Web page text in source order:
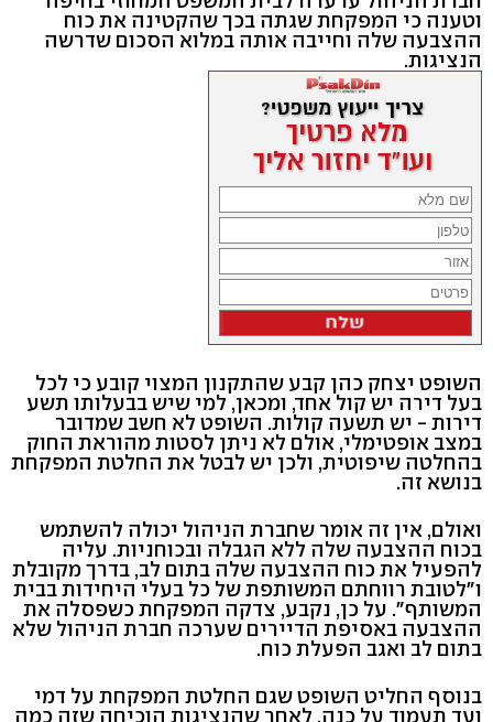
וטענה כי המפקחת שגתה בכך שהקטינה את כוח
ההצבעה שלה וחייבה אותה במלוא הסכום שדרשה
הנציגות.
השופט יצחק כהן קבע שהתקנון המצוי קובע כי לכל
בעל דירה יש קול אחד, ומכאן, למי שיש בבעלותו תשע
דירות - יש תשעה קולות. השופט לא חשב שמדובר
במצב אופטימלי, אולם לא ניתן לסטות מהוראת החוק
בהחלטה שיפוטית, ולכן יש לבטל את החלטת המפקחת
בנושא זה.
ואולם, אין זה אומר שחברת הניהול יכולה להשתמש
בכוח ההצבעה שלה ללא הגבלה ובכוחניות. עליה
להפעיל את כוח ההצבעה שלה בתום לב, בדרך מקובלת
ו"לטובת רווחתם המשותפת של כל בעלי היחידות בבית
המשותף". על כן, נקבע, צדקה המפקחת כשפסלה את
ההצבעה באסיפת הדיירים שערכה חברת הניהול שלא
בתום לב ואגב הפעלת כוח.
בנוסף החליט השופט שגם החלטת המפקחת על דמי
ועד תעמוד על כנה, לאחר שהנציגות הוכיחה שזה כמה